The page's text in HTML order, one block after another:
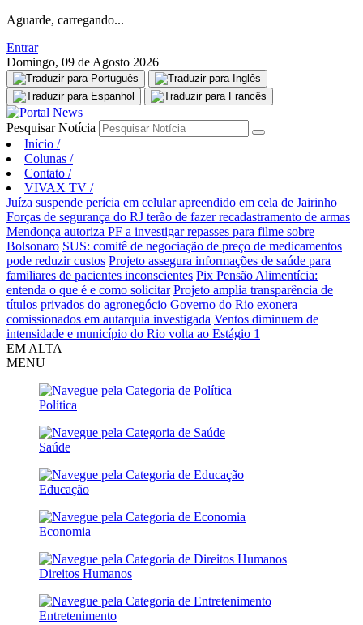
Aguarde, carregando...
Entrar
Domingo, 09 de Agosto 2026
Pesquisar Notícia
Início /
Colunas /
Contato /
VIVAX TV /
Juíza suspende perícia em celular apreendido em cela de Jairinho
Forças de segurança do RJ terão de fazer recadastramento de armas
Mendonça autoriza PF a investigar repasses para filme sobre
Bolsonaro SUS: comitê de negociação de preço de medicamentos
pode reduzir custos Projeto assegura informações de saúde para
familiares de pacientes inconscientes Pix Pensão Alimentícia:
entenda o que é e como solicitar Projeto amplia transparência de
títulos privados do agronegócio Governo do Rio exonera
comissionados em autarquia investigada Ventos diminuem de
intensidade e município do Rio volta ao Estágio 1
EM ALTA
MENU
Política
Saúde
Educação
Economia
Direitos Humanos
Entretenimento